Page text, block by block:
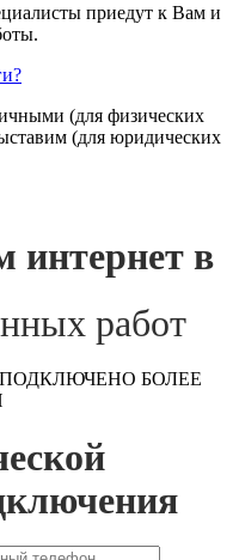
приедут к Вам и
(для физических
(для юридических
в
работ
БОЛЕЕ